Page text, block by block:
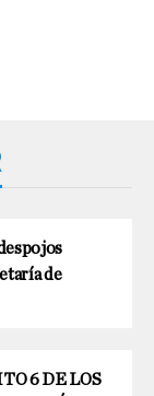
de
6 DE LOS